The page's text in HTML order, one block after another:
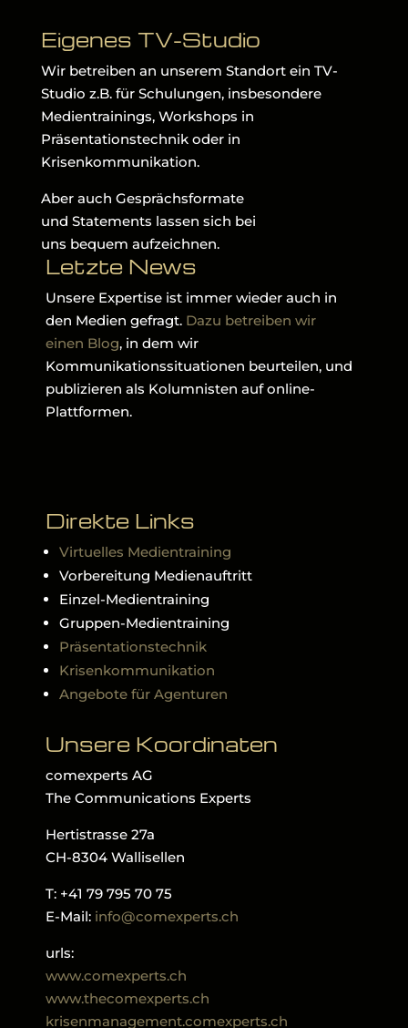
Eigenes TV-Studio
Wir betreiben an unserem Standort ein TV-
Studio z.B. für Schulungen, insbesondere
Medientrainings, Workshops in
Präsentationstechnik oder in
Krisenkommunikation.
Aber auch Gesprächsformate
und Statements lassen sich bei
uns bequem aufzeichnen.
Letzte News
Unsere Expertise ist immer wieder auch in
den Medien gefragt. Dazu betreiben wir
einen Blog, in dem wir
Kommunikationssituationen beurteilen, und
publizieren als Kolumnisten auf online-
Plattformen.
Direkte Links
Virtuelles Medientraining
Vorbereitung Medienauftritt
Einzel-Medientraining
Gruppen-Medientraining
Präsentationstechnik
Krisenkommunikation
Angebote für Agenturen
Unsere Koordinaten
comexperts AG
The Communications Experts
Hertistrasse 27a
CH-8304 Wallisellen
T: +41 79 795 70 75
E-Mail: info@comexperts.ch
urls:
www.comexperts.ch
www.thecomexperts.ch
krisenmanagement.comexperts.ch